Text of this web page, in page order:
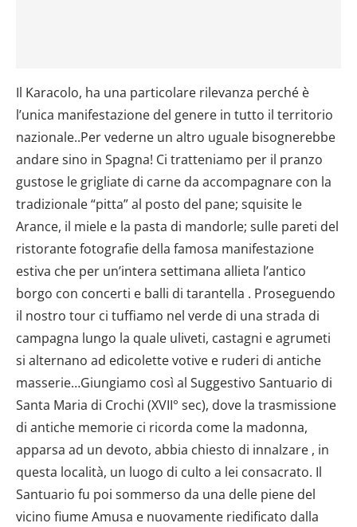
Il Karacolo, ha una particolare rilevanza perché è
l’unica manifestazione del genere in tutto il territorio
nazionale..Per vederne un altro uguale bisognerebbe
andare sino in Spagna! Ci tratteniamo per il pranzo
gustose le grigliate di carne da accompagnare con la
tradizionale “pitta” al posto del pane; squisite le
Arance, il miele e la pasta di mandorle; sulle pareti del
ristorante fotografie della famosa manifestazione
estiva che per un’intera settimana allieta l’antico
borgo con concerti e balli di tarantella . Proseguendo
il nostro tour ci tuffiamo nel verde di una strada di
campagna lungo la quale uliveti, castagni e agrumeti
si alternano ad edicolette votive e ruderi di antiche
masserie…Giungiamo così al Suggestivo Santuario di
Santa Maria di Crochi (XVII° sec), dove la trasmissione
di antiche memorie ci ricorda come la madonna,
apparsa ad un devoto, abbia chiesto di innalzare , in
questa località, un luogo di culto a lei consacrato. Il
Santuario fu poi sommerso da una delle piene del
vicino fiume Amusa e nuovamente riedificato dalla